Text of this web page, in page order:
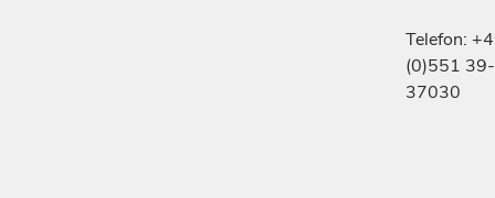
Telefon:
(0)551 39-
37030